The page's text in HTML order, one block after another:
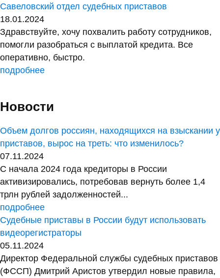
Савеловский отдел судебных приставов
18.01.2024
Здравствуйте, хочу похвалить работу сотрудников,
помогли разобраться с выплатой кредита. Все
оперативно, быстро.
подробнее
Новости
Объем долгов россиян, находящихся на взыскании у
приставов, вырос на треть: что изменилось?
07.11.2024
С начала 2024 года кредиторы в России
активизировались, потребовав вернуть более 1,4
трлн рублей задолженностей...
подробнее
Судебные приставы в России будут использовать
видеорегистраторы
05.11.2024
Директор Федеральной службы судебных приставов
(ФССП) Дмитрий Аристов утвердил новые правила,